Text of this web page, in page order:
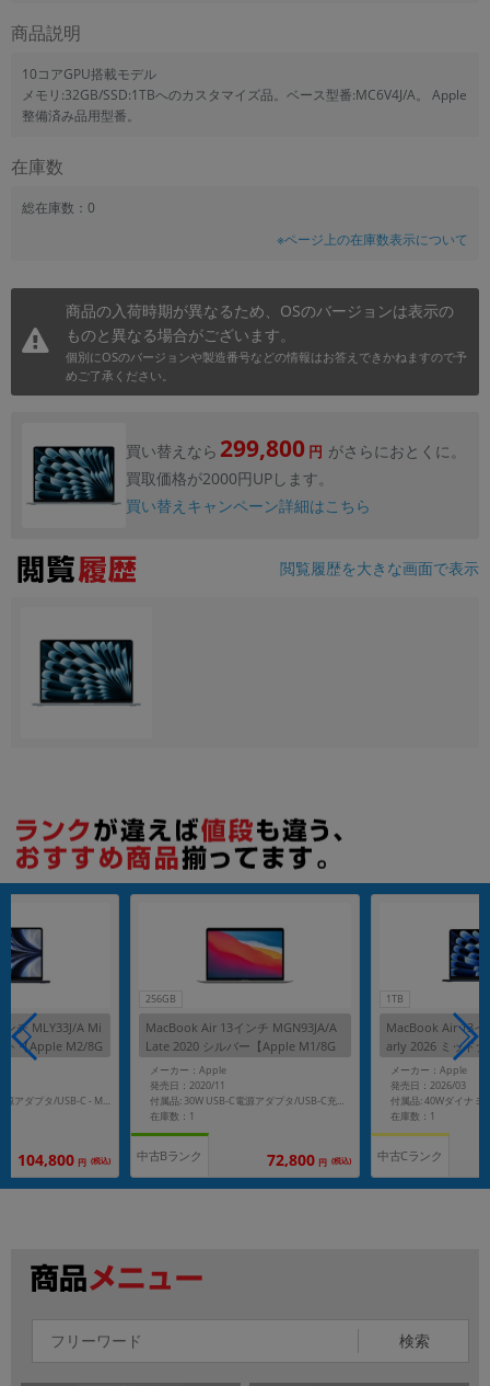
商品説明
10コアGPU搭載モデル
メモリ:32GB/SSD:1TBへのカスタマイズ品。ベース型番:MC6V4J/A。 Apple
整備済み品用型番。
在庫数
総在庫数：0
※ページ上の在庫数表示について
商品の入荷時期が異なるため、OSのバージョンは表示の
ものと異なる場合がございます。
個別にOSのバージョンや製造番号などの情報はお答えできかねますので予
めご了承ください。
買い替えなら 299,800 円 がさらにおとくに。
買取価格が2000円UPします。
買い替えキャンペーン詳細はこちら
閲覧履歴を大きな画面で表示
チ MLY33J/A Mi
ト【Apple M2/8G
付属品: 30W USB-C電源アダプタ/USB-C - MagSafe3ケーブル/インターネットリカバリ
104,800 円 (税込)
256GB
MacBook Air 13インチ MGN93JA/A
Late 2020 シルバー【Apple M1/8G
B/256GB SSD】
メーカー：Apple
発売日：2020/11
付属品: 30W USB-C電源アダプタ/USB-C充電ケーブル
在庫数：1
中古Bランク 72,800 円 (税込)
1TB
MacBook Air 13イ
arly 2026 ミッド
24GB/1TB SSD】
メーカー：Apple
発売日：2026/03
在庫数：1
中古Cランク
検索